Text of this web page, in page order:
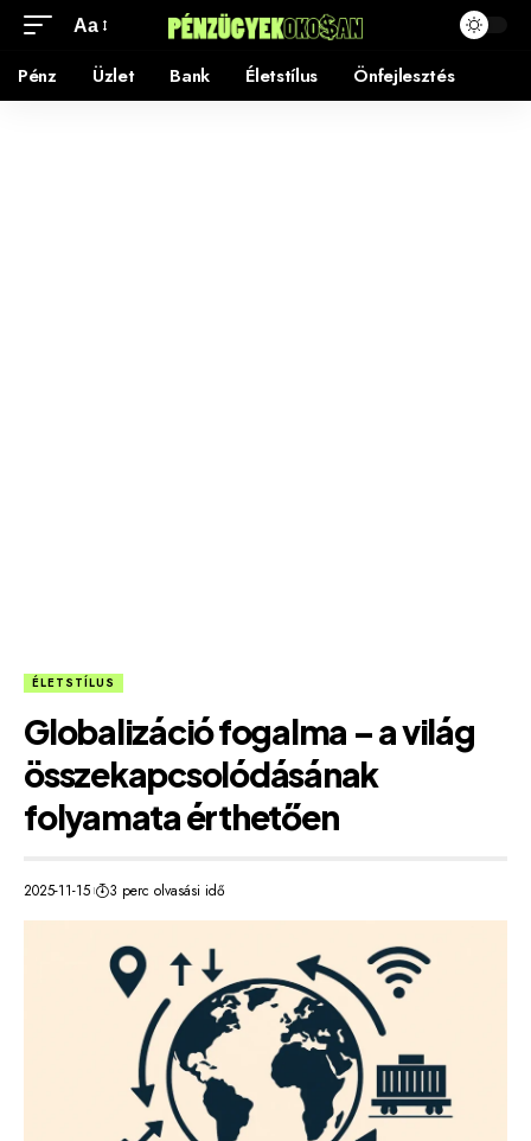
Aa
Pénz Üzlet Bank Életstílus Önfejlesztés
ÉLETSTÍLUS
Globalizáció fogalma – a világ
összekapcsolódásának
folyamata érthetően
2025-11-15 3 perc olvasási idő